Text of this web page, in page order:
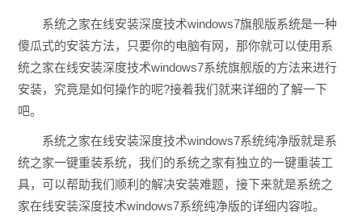
系统之家在线安装深度技术windows7旗舰版系统是一种
傻瓜式的安装方法，只要你的电脑有网，那你就可以使用系
统之家在线安装深度技术windows7系统旗舰版的方法来进行
安装，究竟是如何操作的呢?接着我们就来详细的了解一下
吧。
系统之家在线安装深度技术windows7系统纯净版就是系
统之家一键重装系统，我们的系统之家有独立的一键重装工
具，可以帮助我们顺利的解决安装难题，接下来就是系统之
家在线安装深度技术windows7系统纯净版的详细内容啦。